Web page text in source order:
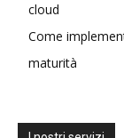
cloud
Come
maturità